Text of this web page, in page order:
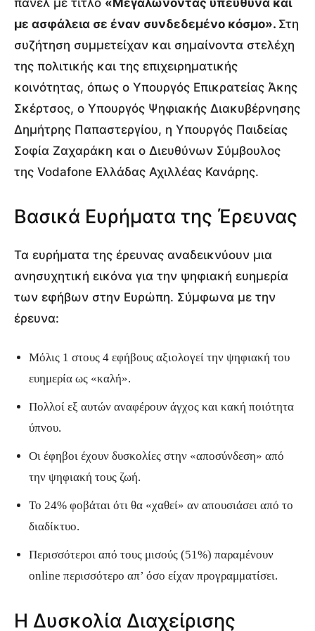
πάνελ με τίτλο «Μεγαλώνοντας υπεύθυνα και
με ασφάλεια σε έναν συνδεδεμένο κόσμο». Στη
συζήτηση συμμετείχαν και σημαίνοντα στελέχη
της πολιτικής και της επιχειρηματικής
κοινότητας, όπως ο Υπουργός Επικρατείας Άκης
Σκέρτσος, ο Υπουργός Ψηφιακής Διακυβέρνησης
Δημήτρης Παπαστεργίου, η Υπουργός Παιδείας
Σοφία Ζαχαράκη και ο Διευθύνων Σύμβουλος
της Vodafone Ελλάδας Αχιλλέας Κανάρης.
Βασικά Ευρήματα της Έρευνας
Τα ευρήματα της έρευνας αναδεικνύουν μια
ανησυχητική εικόνα για την ψηφιακή ευημερία
των εφήβων στην Ευρώπη. Σύμφωνα με την
έρευνα:
Μόλις 1 στους 4 εφήβους αξιολογεί την ψηφιακή του
ευημερία ως «καλή».
Πολλοί εξ αυτών αναφέρουν άγχος και κακή ποιότητα
ύπνου.
Οι έφηβοι έχουν δυσκολίες στην «αποσύνδεση» από
την ψηφιακή τους ζωή.
Το 24% φοβάται ότι θα «χαθεί» αν απουσιάσει από το
διαδίκτυο.
Περισσότεροι από τους μισούς (51%) παραμένουν
online περισσότερο απ’ όσο είχαν προγραμματίσει.
Η Δυσκολία Διαχείρισης